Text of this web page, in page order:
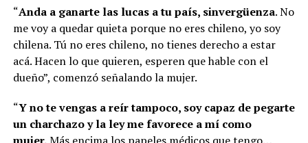
“Anda a ganarte las lucas a tu país, sinvergüenza. No
me voy a quedar quieta porque no eres chileno, yo soy
chilena. Tú no eres chileno, no tienes derecho a estar
acá. Hacen lo que quieren, esperen que hable con el
dueño”, comenzó señalando la mujer.
“Y no te vengas a reír tampoco, soy capaz de pegarte
un charchazo y la ley me favorece a mí como